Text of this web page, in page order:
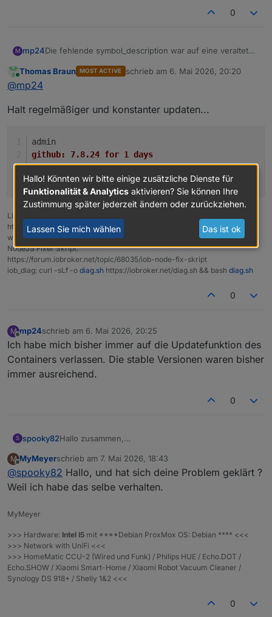
0
M mp24Die fehlende symbol_description war auf eine veraltete
werden die Datenpunkte gefüllt
Online
Thomas Braun MOST ACTIVE schrieb am 6. Mai 2026, 20:20
zuletzt editiert von
@mp24
Halt regelmäßiger und konstanter updaten...
admin
github:	7.8.24 for 1 days
latest:	7.8.24 for 1 days
stable:	7.8.23 for 9 days
Linux-Werkzeugkasten:
https://forum.iobroker.net/topic/42952/der-kleine-iobroker-linux-
werkzeugkasten
NodeJS Fixer Skript:
https://forum.iobroker.net/topic/68035/iob-node-fix-skript
iob_diag: curl -sLf -o diag.sh https://iobroker.net/diag.sh && bash diag.sh
0
M
Offline
mp24schrieb am 6. Mai 2026, 20:25
zuletzt editiert von
Ich habe mich bisher immer auf die Updatefunktion des
Containers verlassen. Die stable Versionen waren bisher
immer ausreichend.
0
S spooky82Hallo zusammen,
zurecht, denn meine Location wird nicht gefunden.
Was mache ich falsch?
M
Offline
MyMeyerschrieb am 7. Mai 2026, 18:43
zuletzt editiert von
@spooky82 Hallo, und hat sich deine Problem geklärt ?
Weil ich habe das selbe verhalten.
MyMeyer
>>> Hardware: Intel I5 mit ****Debian ProxMox OS: Debian **** <<<
>>> Network with UniFi <<<
>>> HomeMatic CCU-2 (Wired und Funk) / Philips HUE / Echo.DOT /
Echo.SHOW / Xiaomi Smart-Home / Xiaomi Robot Vacuum Cleaner /
Synology DS 918+ / Shelly 1&2 <<<
0
Hallo! Könnten wir bitte einige zusätzliche Dienste für
Funktionalität & Analytics aktivieren? Sie können Ihre
Zustimmung später jederzeit ändern oder zurückziehen.
Lassen Sie mich wählen Das ist ok